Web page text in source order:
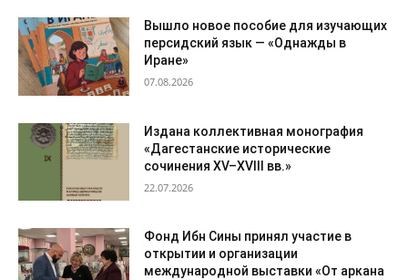
Вышло новое пособие для изучающих
персидский язык — «Однажды в
Иране»
07.08.2026
Издана коллективная монография
«Дагестанские исторические
сочинения XV–XVIII вв.»
22.07.2026
Фонд Ибн Сины принял участие в
открытии и организации
международной выставки «От аркана